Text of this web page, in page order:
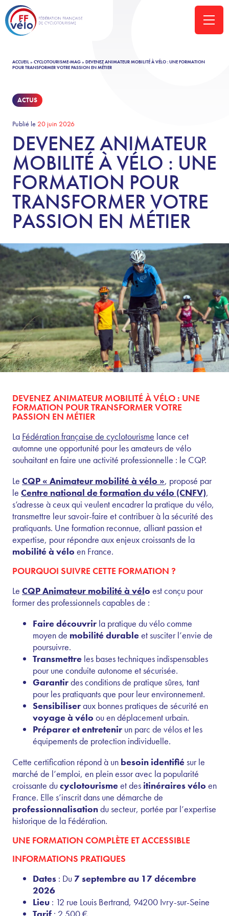
ACCUEIL» CYCLOTOURISME-MAG» DEVENEZ ANIMATEUR MOBILITÉ À VÉLO : UNE FORMATION
POUR TRANSFORMER VOTRE PASSION EN MÉTIER
ACTUS
Publié le 20 juin 2026
DEVENEZ ANIMATEUR
MOBILITÉ À VÉLO : UNE
FORMATION POUR
TRANSFORMER VOTRE
PASSION EN MÉTIER
DEVENEZ ANIMATEUR MOBILITÉ À VÉLO : UNE
FORMATION POUR TRANSFORMER VOTRE
PASSION EN MÉTIER
La Fédération française de cyclotourisme lance cet
automne une opportunité pour les amateurs de vélo
souhaitant en faire une activité professionnelle : le CQP.
Le CQP « Animateur mobilité à vélo », proposé par
le Centre national de formation du vélo (CNFV),
s’adresse à ceux qui veulent encadrer la pratique du vélo,
transmettre leur savoir-faire et contribuer à la sécurité des
pratiquants. Une formation reconnue, alliant passion et
expertise, pour répondre aux enjeux croissants de la
mobilité à vélo en France.
POURQUOI SUIVRE CETTE FORMATION ?
Le CQP Animateur mobilité à vélo est conçu pour
former des professionnels capables de :
Faire découvrir la pratique du vélo comme
moyen de mobilité durableet susciter l’envie de
poursuivre.
Transmettre les bases techniques indispensables
pour une conduite autonome et sécurisée.
Garantirdes conditions de pratique sûres, tant
pour les pratiquants que pour leur environnement.
Sensibiliseraux bonnes pratiques de sécurité en
voyage à vélo ou en déplacement urbain.
Préparer et entretenir un parc de vélos et les
équipements de protection individuelle.
Cette certification répond à un besoin identifiésur le
marché de l’emploi, en plein essor avec la popularité
croissante ducyclotourismeet des itinéraires vélo en
France. Elle s’inscrit dans une démarche de
professionnalisationdu secteur, portée par l’expertise
historique de la Fédération.
UNE FORMATION COMPLÈTE ET ACCESSIBLE
INFORMATIONS PRATIQUES
Dates : Du 7 septembre au 17 décembre
2026
Lieu : 12 rue Louis Bertrand, 94200 Ivry-sur-Seine
Tarif : 2 500 €